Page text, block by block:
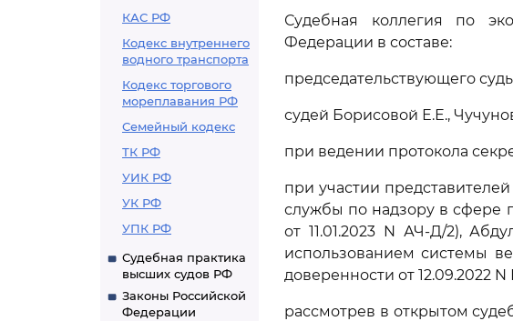
КАС РФ
Кодекс внутреннего
водного транспорта
Кодекс торгового
мореплавания РФ
Семейный кодекс
ТК РФ
УИК РФ
УК РФ
УПК РФ
Судебная практика
высших судов РФ
Законы Российской
Федерации
Судебная коллегия по
Федерации в составе:
председательствующего
судей Борисовой Е.Е.,
при ведении протокола
при участии
службы по надзору в сфере
от 11.01.2023 N АЧ-Д/2),
использованием системы
доверенности от 12.09.2022
рассмотрев в открытом